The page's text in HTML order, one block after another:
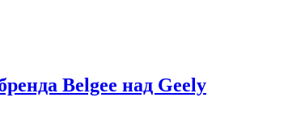
Belgee над Geely